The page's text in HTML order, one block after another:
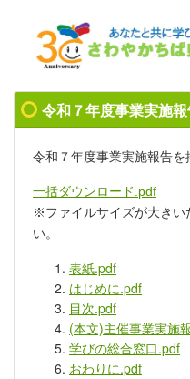
令和７年度事業実施
令和７年度事業実施報告を
一括ダウンロード.pdf
※ファイルサイズが大きい
い。
表紙.pdf
はじめに.pdf
目次.pdf
(本文)主催事業実施
学びの総合窓口.pdf
おわりに.pdf